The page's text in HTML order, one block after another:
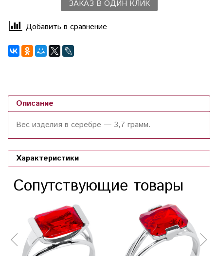
ЗАКАЗ В ОДИН КЛИК
Добавить в сравнение
Описание
Вес изделия в серебре — 3,7 грамм.
Характеристики
Сопутствующие товары